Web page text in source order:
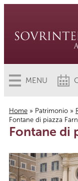
MENU
Tu sei qui
Home » Patrimonio »
Fontane di piazza
Fontane di